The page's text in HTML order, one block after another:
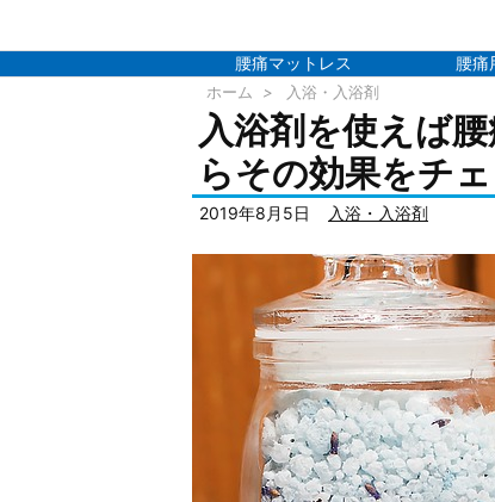
腰痛マットレス 腰痛
ホーム > 入浴・入浴剤
入浴剤を使えば
らその効果をチェ
2019年8月5日 入浴・入浴剤